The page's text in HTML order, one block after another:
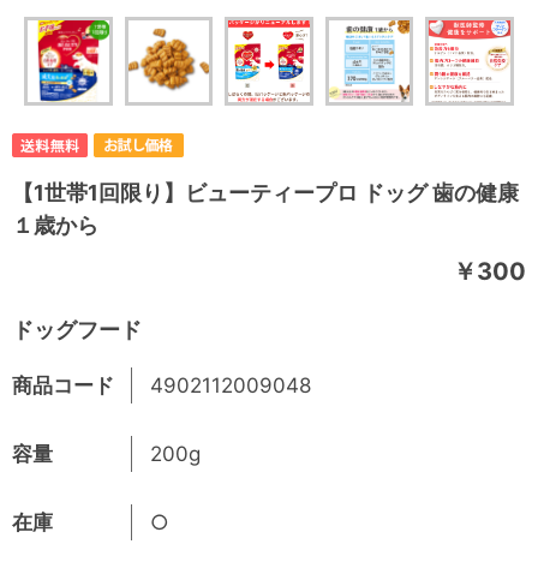
【1世帯1回限り】ビューティープロ ドッグ 歯の健康
１歳から
ドッグフード
￥300
商品コード 4902112009048
容量 200g
在庫 ○